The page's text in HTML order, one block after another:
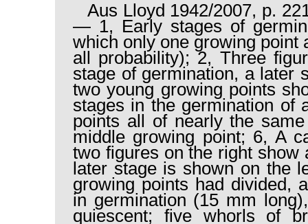
Aus Lloyd 1942/2007, p.
— 1, Early stages of
which only one growing point
all probability); 2, Three
stage of germination, a later
two young growing points
stages in the germination of
points all of nearly the
middle growing point; 6, A
two figures on the right show
later stage is shown on the
growing points had divided,
in germination (15 mm
quiescent; five whorls of